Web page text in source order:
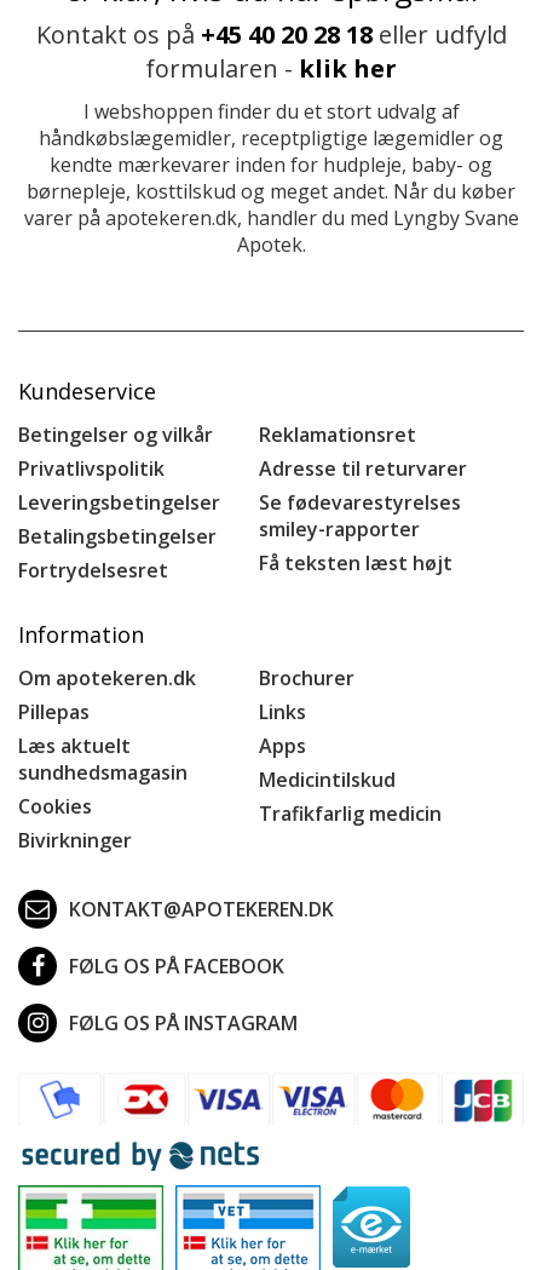
Kontakt os på +45 40 20 28 18eller udfyld
formularen - klik her
I webshoppen finder du et stort udvalg af
håndkøbslægemidler, receptpligtige lægemidler og
kendte mærkevarer inden for hudpleje, baby- og
børnepleje, kosttilskud og meget andet. Når du køber
varer på apotekeren.dk, handler du med Lyngby Svane
Apotek.
Kundeservice
Betingelser og vilkår
Privatlivspolitik
Leveringsbetingelser
Betalingsbetingelser
Fortrydelsesret
Reklamationsret
Adresse til returvarer
Se fødevarestyrelses
smiley-rapporter
Få teksten læst højt
Information
Om apotekeren.dk
Pillepas
Læs aktuelt
sundhedsmagasin
Cookies
Bivirkninger
Brochurer
Links
Apps
Medicintilskud
Trafikfarlig medicin
KONTAKT@APOTEKEREN.DK
FØLG OS PÅ FACEBOOK
FØLG OS PÅ INSTAGRAM